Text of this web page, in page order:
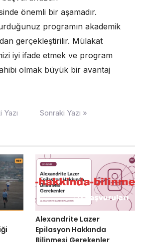
önemli bir aşamadır.
programın akademik
gerçekleştirilir. Mülakat
iyi ifade etmek ve program
olmak büyük bir avantaj
Sonraki Yazı »
Alexandrite Lazer
Epilasyon Hakkında